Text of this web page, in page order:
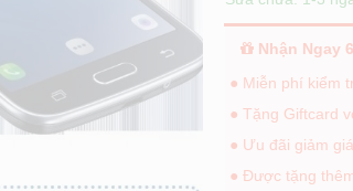
Nhận Ngay
● Miễn phí kiểm
● Tặng Giftcard
● Ưu đãi giảm
● Được tặng